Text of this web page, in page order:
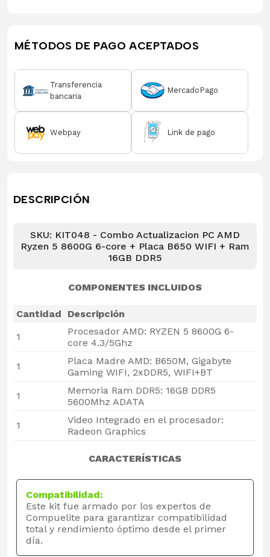
MÉTODOS DE PAGO ACEPTADOS
Transferencia
bancaria
MercadoPago
Webpay Link de pago
DESCRIPCIÓN
SKU: KIT048 - Combo Actualizacion PC AMD
Ryzen 5 8600G 6-core + Placa B650 WIFI + Ram
16GB DDR5
COMPONENTES INCLUIDOS
Cantidad
Descripción
1
Procesador AMD: RYZEN 5 8600G 6-
core 4.3/5Ghz
1
Placa Madre AMD: B650M, Gigabyte
Gaming WIFI, 2xDDR5, WIFI+BT
1
Memoria Ram DDR5: 16GB DDR5
5600Mhz ADATA
1
Video Integrado en el procesador:
Radeon Graphics
CARACTERÍSTICAS
Compatibilidad:
Este kit fue armado por los expertos de
Compuelite para garantizar compatibilidad
total y rendimiento óptimo desde el primer
día.